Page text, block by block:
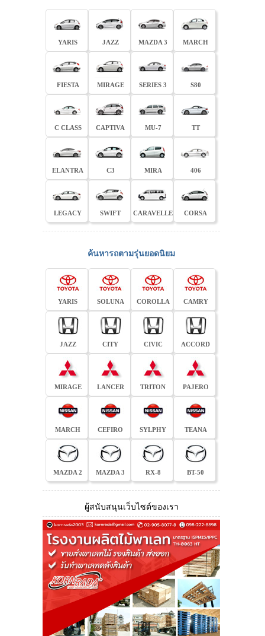
YARIS JAZZ MAZDA 3 MARCH
FIESTA MIRAGE SERIES 3 S80
C CLASS CAPTIVA MU-7 TT
ELANTRA C3 MIRA 406
LEGACY SWIFT CARAVELLE CORSA
ค้นหารถตามรุ่นยอดนิยม
YARIS SOLUNA COROLLA CAMRY
JAZZ CITY CIVIC ACCORD
MIRAGE LANCER TRITON PAJERO
MARCH CEFIRO SYLPHY TEANA
MAZDA 2 MAZDA 3 RX-8 BT-50
ผู้สนับสนุนเว็บไซต์ของเรา